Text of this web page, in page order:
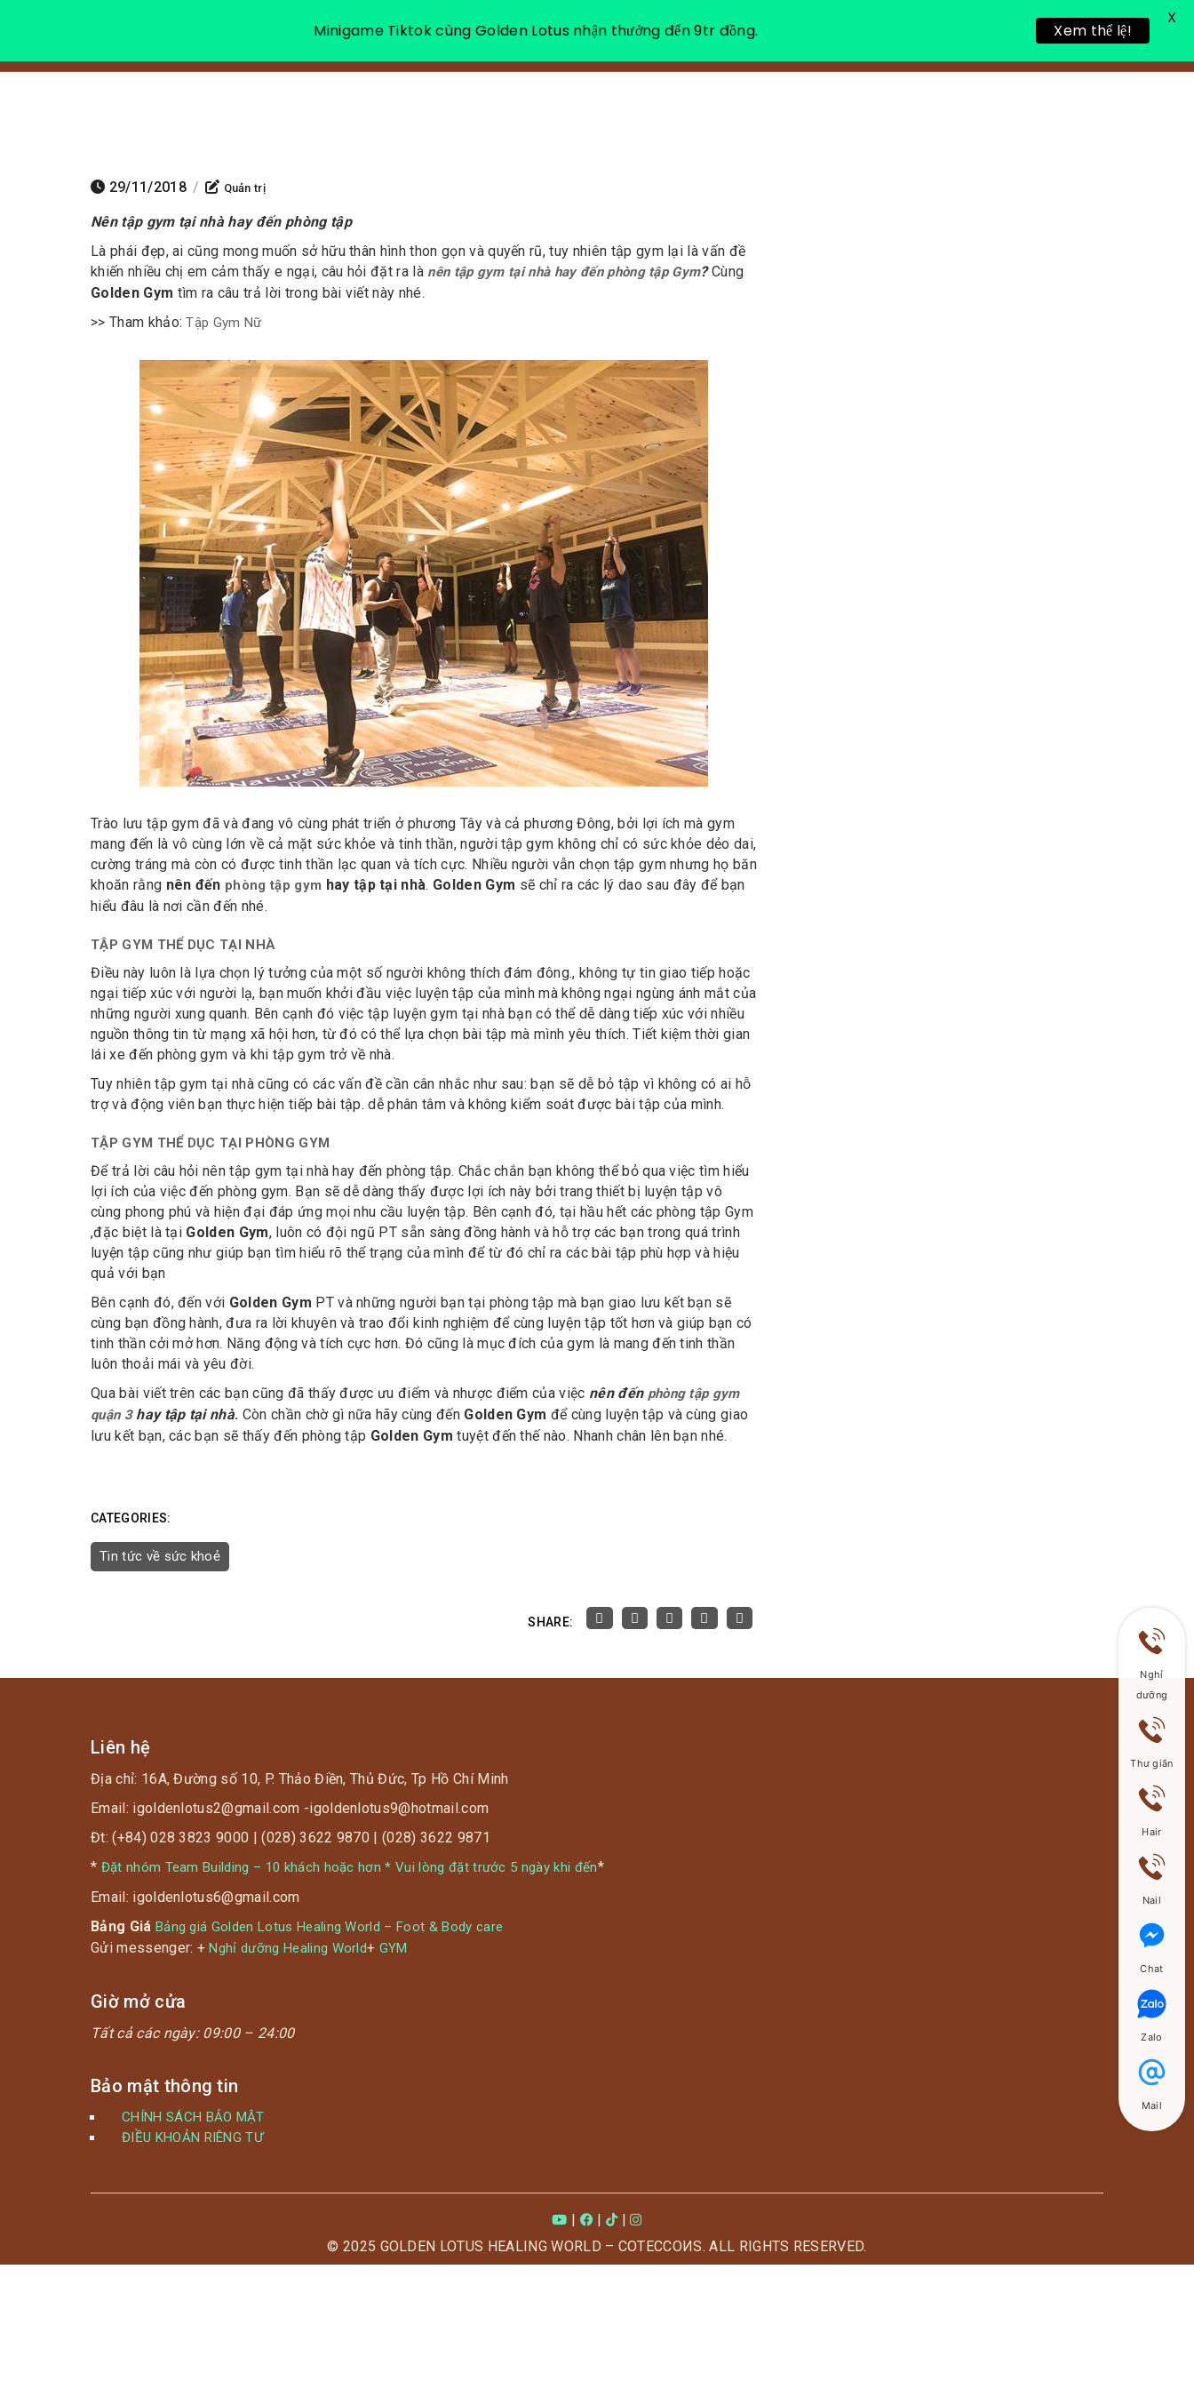
VỀ CHÚNG TÔI NGHỈ DƯỠNG THƯ GIÃN LIÊN HỆ
29/11/2018 / Quản trị
Nên tập gym tại nhà hay đến phòng tập
Là phái đẹp, ai cũng mong muốn sở hữu thân hình thon gọn và quyến rũ, tuy nhiên tập gym lại là vấn đề
khiến nhiều chị em cảm thấy e ngại, câu hỏi đặt ra là nên tập gym tại nhà hay đến phòng tập Gym?Cùng
Golden Gym tìm ra câu trả lời trong bài viết này nhé.
>> Tham khảo:Tập Gym Nữ
Trào lưu tập gym đã và đang vô cùng phát triển ở phương Tây và cả phương Đông, bởi lợi ích mà gym
mang đến là vô cùng lớn về cả mặt sức khỏe và tinh thần, người tập gym không chỉ có sức khỏe dẻo dai,
cường tráng mà còn có được tinh thần lạc quan và tích cực. Nhiều người vẫn chọn tập gym nhưng họ băn
khoăn rằng nên đến phòng tập gym hay tập tại nhà. Golden Gym sẽ chỉ ra các lý dao sau đây để bạn
hiểu đâu là nơi cần đến nhé.
TẬP GYM THỂ DỤC TẠI NHÀ
Điều này luôn là lựa chọn lý tưởng của một số người không thích đám đông., không tự tin giao tiếp hoặc
ngại tiếp xúc với người lạ, bạn muốn khởi đầu việc luyện tập của mình mà không ngại ngùng ánh mắt của
những người xung quanh. Bên cạnh đó việc tập luyện gym tại nhà bạn có thể dễ dàng tiếp xúc với nhiều
nguồn thông tin từ mạng xã hội hơn, từ đó có thể lựa chọn bài tập mà mình yêu thích. Tiết kiệm thời gian
lái xe đến phòng gym và khi tập gym trở về nhà.
Tuy nhiên tập gym tại nhà cũng có các vấn đề cần cân nhắc như sau: bạn sẽ dễ bỏ tập vì không có ai hỗ
trợ và động viên bạn thực hiện tiếp bài tập. dễ phân tâm và không kiểm soát được bài tập của mình.
TẬP GYM THỂ DỤC TẠI PHÒNG GYM
Để trả lời câu hỏi nên tập gym tại nhà hay đến phòng tập. Chắc chắn bạn không thể bỏ qua việc tìm hiểu
lợi ích của việc đến phòng gym. Bạn sẽ dễ dàng thấy được lợi ích này bởi trang thiết bị luyện tập vô
cùng phong phú và hiện đại đáp ứng mọi nhu cầu luyện tập. Bên cạnh đó, tại hầu hết các phòng tập Gym
,đặc biệt là tại Golden Gym, luôn có đội ngũ PT sẵn sàng đồng hành và hỗ trợ các bạn trong quá trình
luyện tập cũng như giúp bạn tìm hiểu rõ thể trạng của mình để từ đó chỉ ra các bài tập phù hợp và hiệu
quả với bạn
Bên cạnh đó, đến với Golden Gym PT và những người bạn tại phòng tập mà bạn giao lưu kết bạn sẽ
cùng bạn đồng hành, đưa ra lời khuyên và trao đổi kinh nghiệm để cùng luyện tập tốt hơn và giúp bạn có
tinh thần cởi mở hơn. Năng động và tích cực hơn. Đó cũng là mục đích của gym là mang đến tinh thần
luôn thoải mái và yêu đời.
Qua bài viết trên các bạn cũng đã thấy được ưu điểm và nhược điểm của việc nên đến phòng tập gym
quận 3hay tập tại nhà. Còn chần chờ gì nữa hãy cùng đến Golden Gym để cùng luyện tập và cùng giao
lưu kết bạn, các bạn sẽ thấy đến phòng tập Golden Gym tuyệt đến thế nào. Nhanh chân lên bạn nhé.
CATEGORIES:
Tin tức về sức khoẻ
SHARE:
Liên hệ
Địa chỉ: 16A, Đường số 10, P. Thảo Điền, Thủ Đức, Tp Hồ Chí Minh
Email: igoldenlotus2@gmail.com -igoldenlotus9@hotmail.com
Đt: (+84) 028 3823 9000 | (028) 3622 9870 | (028) 3622 9871
* Đặt nhóm Team Building – 10 khách hoặc hơn * Vui lòng đặt trước 5 ngày khi đến*
Email: igoldenlotus6@gmail.com
Bảng Giá Bảng giá Golden Lotus Healing World – Foot & Body care
Gửi messenger: +Nghỉ dưỡng Healing World+ GYM
Giờ mở cửa
Tất cả các ngày: 09:00 – 24:00
Bảo mật thông tin
CHÍNH SÁCH BẢO MẬT
ĐIỀU KHOẢN RIÊNG TƯ
| |
|
© 2025 GOLDEN LOTUS HEALING WORLD – COTECCOИS. ALL RIGHTS RESERVED.
Nghỉ
dưỡng
Thư giãn
Hair
Nail
Chat
Zalo
Mail
Minigame Tiktok cùng Golden Lotus nhận thưởng đến 9tr đồng. Xem thể lệ!
X